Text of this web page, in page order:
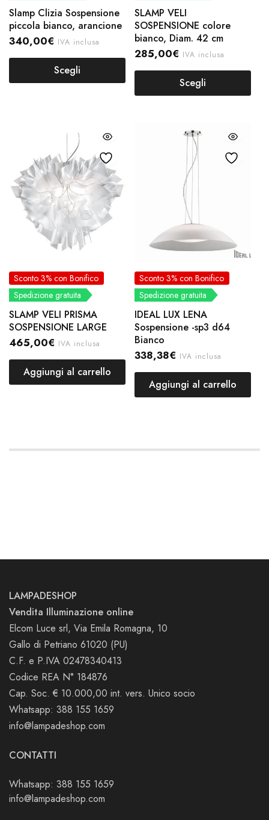
Slamp Clizia Sospensione
piccola bianco, arancione
340,00€ IVA inclusa
Scegli
SLAMP VELI
SOSPENSIONE colore
bianco, Diam. 42 cm
285,00€ IVA inclusa
Scegli
Sconto 3% con Bonifico
Spedizione gratuita
SLAMP VELI PRISMA
SOSPENSIONE LARGE
465,00€ IVA inclusa
Aggiungi al carrello
Sconto 3% con Bonifico
Spedizione gratuita
IDEAL LUX LENA
Sospensione -sp3 d64
Bianco
338,38€ IVA inclusa
Aggiungi al carrello
LAMPADESHOP
Vendita Illuminazione online
Elcom Luce srl, Via Emila Romagna, 10
Gallo di Petriano 61020 (PU)
C.F. e P.IVA 02478340413
Codice REA N° 184876
Cap. Soc. € 10.000,00 int. vers. Unico socio
Whatsapp: 388 155 1659
info@lampadeshop.com
CONTATTI
Whatsapp: 388 155 1659
info@lampadeshop.com